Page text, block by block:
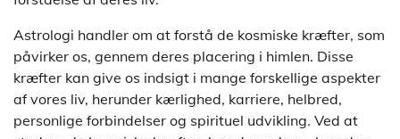
Astrologi handler om at forstå de kosmiske kræfter, som
påvirker os, gennem deres placering i himlen. Disse
kræfter kan give os indsigt i mange forskellige aspekter
af vores liv, herunder kærlighed, karriere, helbred,
personlige forbindelser og spirituel udvikling. Ved at